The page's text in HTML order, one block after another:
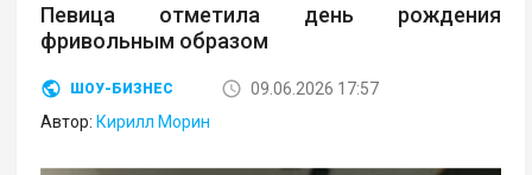
Певица отметила день рождения
фривольным образом
ШОУ-БИЗНЕС
09.06.2026 17:57
Автор: Кирилл Морин